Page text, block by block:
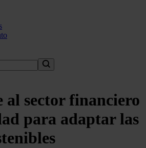
al sector financiero
para adaptar las